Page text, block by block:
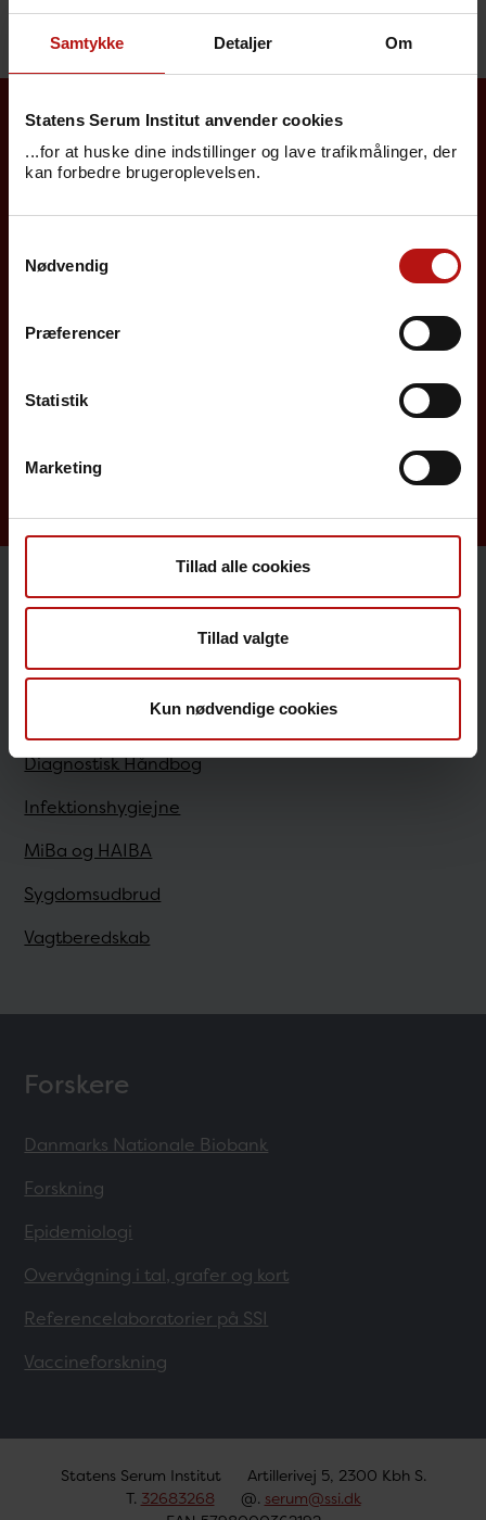
Samtykke Detaljer Om
Statens Serum Institut anvender cookies
...for at huske dine indstillinger og lave trafikmålinger, der
kan forbedre brugeroplevelsen.
Nødvendig
Præferencer
Statistik
Marketing
Tillad alle cookies
Tillad valgte
Kun nødvendige cookies
Borgere
Rejsevaccination
MiBa, HAIBA og det digitale infektionsberedskab
Sundhedsfaglige
Antibiotikaresistens
Diagnostisk Håndbog
Infektionshygiejne
MiBa og HAIBA
Sygdomsudbrud
Vagtberedskab
Forskere
Danmarks Nationale Biobank
Forskning
Epidemiologi
Overvågning i tal, grafer og kort
Referencelaboratorier på SSI
Vaccineforskning
Statens Serum Institut
Artillerivej 5, 2300 Kbh S.
T. 32683268 @. serum@ssi.dk